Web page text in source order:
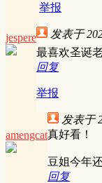
举报
jespere 发表于
最喜欢圣诞
回复
举报
amengcat
发表于
真好看！
豆姐今年
回复